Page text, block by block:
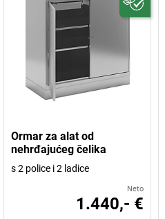
Ormar za alat od
nehrđajućeg čelika
s 2 police i 2 ladice
Neto
1.440,- €